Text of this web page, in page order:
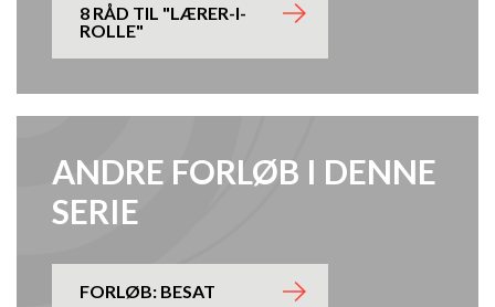
8 RÅD TIL "LÆRER-I-
ROLLE"
ANDRE FORLØB I DENNE
SERIE
FORLØB: BESAT